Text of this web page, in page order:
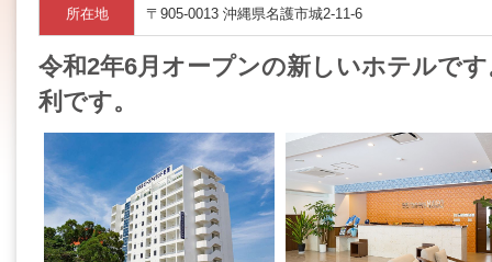
所在地 〒905-0013 沖縄県名護市城2-11-6
令和2年6月オープンの新しいホテルで
利です。